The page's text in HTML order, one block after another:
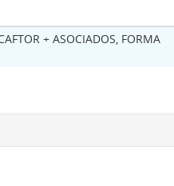
+ ASOCIADOS, FORMA